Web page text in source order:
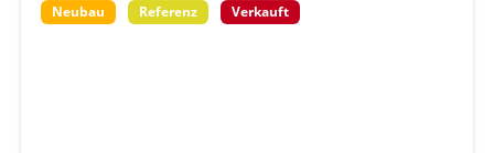
Neubau Referenz Verkauft